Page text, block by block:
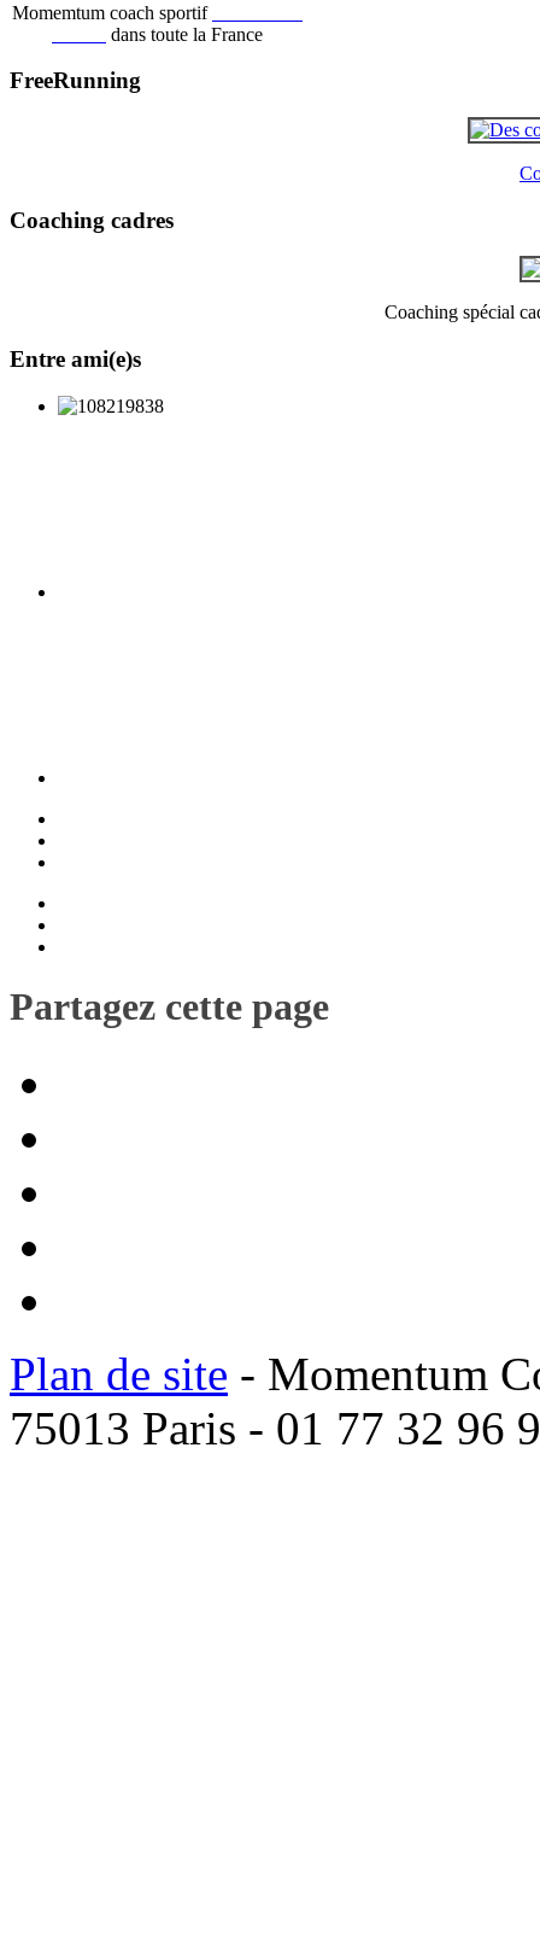
Momemtum coach sportif
dans toute la France
FreeRunning
Coaching cadres
Coaching spécial
Entre ami(e)s
Partagez cette page
Plan de site - Momentum
75013 Paris - 01 77 32 96